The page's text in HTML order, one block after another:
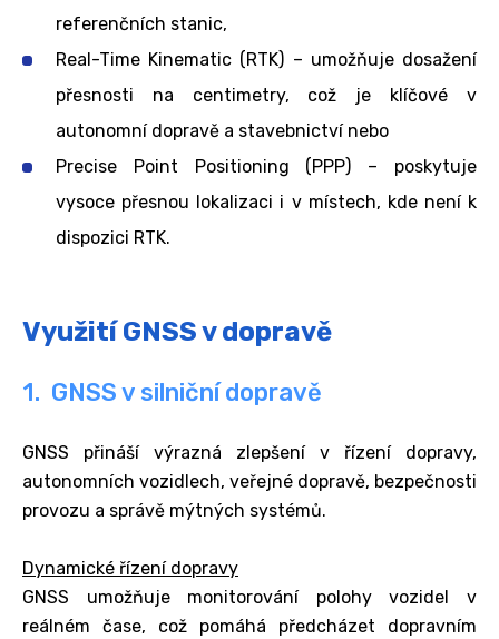
referenčních stanic,
Real-Time Kinematic (RTK) – umožňuje dosažení
přesnosti na centimetry, což je klíčové v
autonomní dopravě a stavebnictví nebo
Precise Point Positioning (PPP) – poskytuje
vysoce přesnou lokalizaci i v místech, kde není k
dispozici RTK.
Využití GNSS v dopravě
1. GNSS v silniční dopravě
GNSS přináší výrazná zlepšení v řízení dopravy,
autonomních vozidlech, veřejné dopravě, bezpečnosti
provozu a správě mýtných systémů.
Dynamické řízení dopravy
GNSS umožňuje monitorování polohy vozidel v
reálném čase, což pomáhá předcházet dopravním